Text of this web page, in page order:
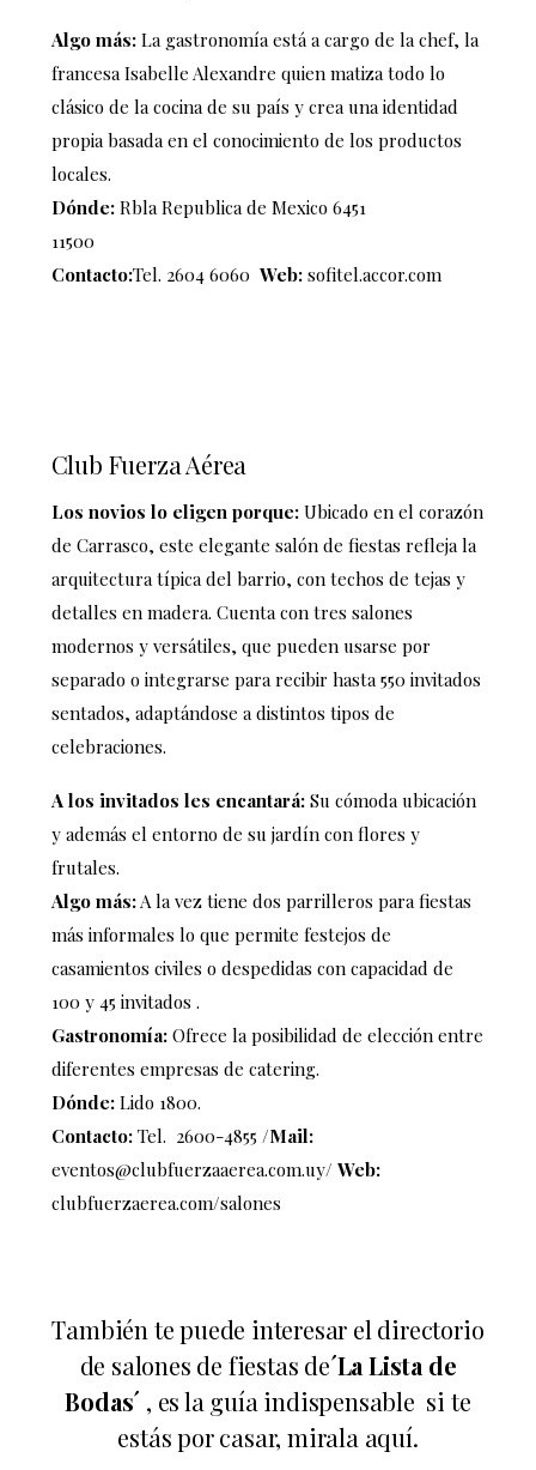
Algo más: La gastronomía está a cargo de la chef, la
francesa Isabelle Alexandre quien matiza todo lo
clásico de la cocina de su país y crea una identidad
propia basada en el conocimiento de los productos
locales.
Dónde: Rbla Republica de Mexico 6451
11500
Contacto:Tel. 2604 6060 Web: sofitel.accor.com
Club Fuerza Aérea
Los novios lo eligen porque: Ubicado en el corazón
de Carrasco, este elegante salón de fiestas refleja la
arquitectura típica del barrio, con techos de tejas y
detalles en madera. Cuenta con tres salones
modernos y versátiles, que pueden usarse por
separado o integrarse para recibir hasta 550 invitados
sentados, adaptándose a distintos tipos de
celebraciones.
A los invitados les encantará:Su cómoda ubicación
y además el entorno de su jardín con flores y
frutales.
Algo más:A la veztiene dos parrilleros para fiestas
más informales lo que permite festejos de
casamientos civiles o despedidas con capacidad de
100 y 45 invitados .
Gastronomía: Ofrece la posibilidad de elección entre
diferentes empresas de catering.
Dónde:Lido 1800.
Contacto:Tel. 2600-4855 /Mail:
eventos@clubfuerzaaerea.com.uy/ Web:
clubfuerzaerea.com/salones
También te puede interesar el directorio
de salones de fiestas de´La Lista de
Bodas´ , es la guía indispensable si te
estás por casar, mirala aquí.